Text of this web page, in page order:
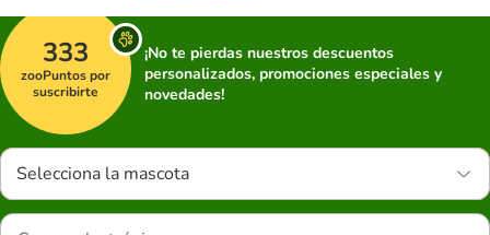
333
zooPuntos por
suscribirte
¡No te pierdas nuestros descuentos
personalizados, promociones especiales y
novedades!
Selecciona la mascota